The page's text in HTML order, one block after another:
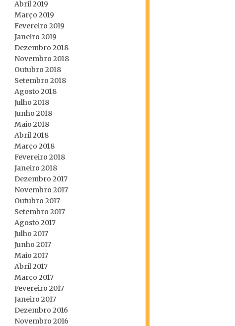
Abril 2019
Março 2019
Fevereiro 2019
Janeiro 2019
Dezembro 2018
Novembro 2018
Outubro 2018
Setembro 2018
Agosto 2018
Julho 2018
Junho 2018
Maio 2018
Abril 2018
Março 2018
Fevereiro 2018
Janeiro 2018
Dezembro 2017
Novembro 2017
Outubro 2017
Setembro 2017
Agosto 2017
Julho 2017
Junho 2017
Maio 2017
Abril 2017
Março 2017
Fevereiro 2017
Janeiro 2017
Dezembro 2016
Novembro 2016